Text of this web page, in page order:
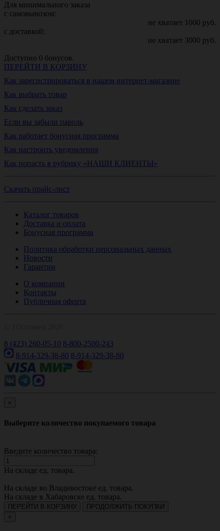
Для минимального заказа
с самовывозом:
не хватает 1000 руб.
с доставкой:
не хватает 3000 руб.
Доступно 0 бонусов.
ПЕРЕЙТИ В КОРЗИНУ
Как зарегистрироваться в нашем интернет-магазине
Как выбрать товар
Как сделать заказ
Если вы забыли пароль
Как работает бонусная программа
Как настроить уведомления
Как попасть в рубрику «НАШИ КЛИЕНТЫ»
Скачать прайс-лист
Каталог товаров
Доставка и оплата
Бонусная программа
Политика обработки персональных данных
Новости
Гарантии
О компании
Контакты
Публичная оферта
8 (423) 260-05-10 8-800-2500-243
8-914-329-38-80 8-914-329-38-80
×
Выберите количество покупаемого товара
Введите количество товара:
На складе ед. товара.
На складе во Владивостоке ед. товара.
На складе в Хабаровске ед. товара.
ПЕРЕЙТИ В КОРЗИНУ
ПРОДОЛЖИТЬ ПОКУПКИ
×